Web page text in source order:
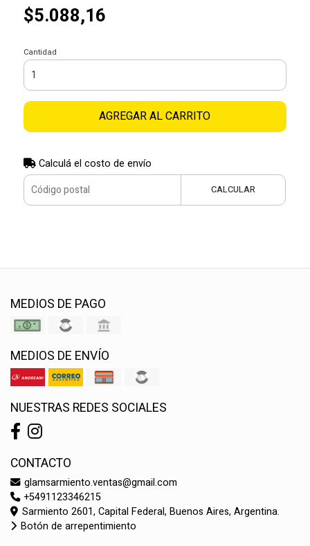
$5.088,16
Cantidad
AGREGAR AL CARRITO
Calculá el costo de envío
CALCULAR
MEDIOS DE PAGO
MEDIOS DE ENVÍO
NUESTRAS REDES SOCIALES
CONTACTO
glamsarmiento.ventas@gmail.com
+5491123346215
Sarmiento 2601, Capital Federal, Buenos Aires, Argentina.
Botón de arrepentimiento